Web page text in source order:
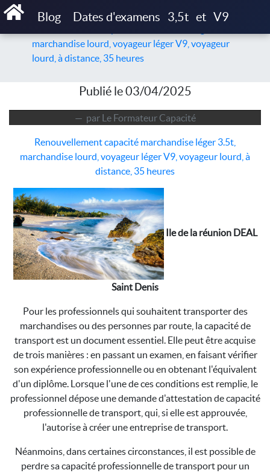
Blog Dates d'examens 3,5t et V9
Accueil
Articles
marchandise lourd, voyageur léger V9, voyageur
lourd, à distance, 35 heures
Publié le 03/04/2025
par Le Formateur Capacité
Renouvellement capacité marchandise léger 3.5t,
marchandise lourd, voyageur léger V9, voyageur lourd, à
distance, 35 heures
Ile de la réunion DEAL
Saint Denis
Pour les professionnels qui souhaitent transporter des
marchandises ou des personnes par route, la capacité de
transport est un document essentiel. Elle peut être acquise
de trois manières : en passant un examen, en faisant vérifier
son expérience professionnelle ou en obtenant l'équivalent
d'un diplôme. Lorsque l'une de ces conditions est remplie, le
professionnel dépose une demande d'attestation de capacité
professionnelle de transport, qui, si elle est approuvée,
l'autorise à créer une entreprise de transport.
Néanmoins, dans certaines circonstances, il est possible de
perdre sa capacité professionnelle de transport pour un